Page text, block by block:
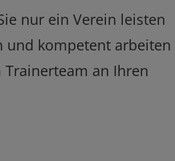
nur ein Verein leisten
und kompetent arbeiten
an Ihren